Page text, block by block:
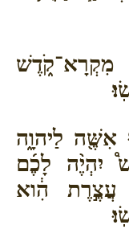
אִשֶּׁ֖ה לַיהוָ֑ה
יִהְיֶ֨ה לָכֶ֜ם
עֲצֶ֣רֶת הִ֔וא